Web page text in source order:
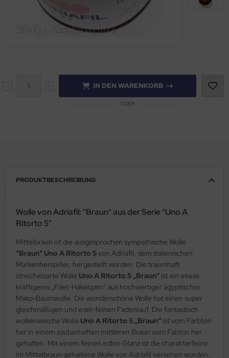
IN DEN WARENKORB
ODER
PRODUKTBESCHREIBUNG
Wolle von Adriafil: "Braun" aus der Serie "Uno A
Ritorto 5"
Mittelbraun ist die ausgesprochen sympathische Wolle
“Braun“ Uno A Ritorto 5von Adriafil, dem italienischen
Markenhersteller, hergestellt worden. Die traumhaft
streichelzarte Wolle Uno A Ritorto 5 „Braun“ ist ein etwas
kräftigeres „Filet-Häkelgarn“ aus hochwertiger ägyptischer
Mako-Baumwolle. Die wunderschöne Wolle hat einen super
gleichmäßigen und edel-feinen Fadenlauf. Die fantastisch
wolkenweiche Wolle Uno A Ritorto 5 „Braun“ ist vom Farbton
her in einem zauberhaften mittleren Braun vom Fabton her
gehalten. Mit einem feinen edlen Glanz ist die charakterfeine
im Mittelbraun gehaltene Wolle von Adriafil versehen worden.